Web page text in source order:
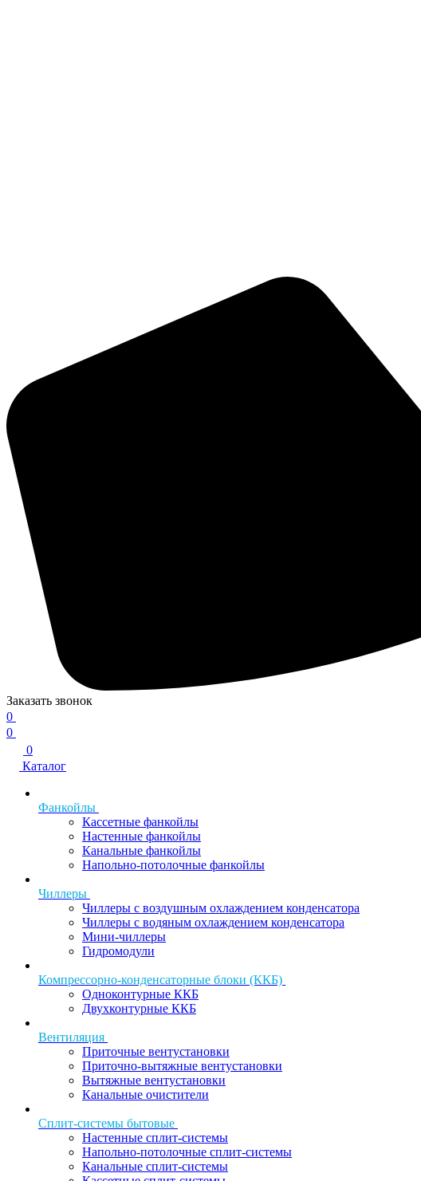
Заказать звонок
0
0
0
Каталог
Фанкойлы
Кассетные фанкойлы
Настенные фанкойлы
Канальные фанкойлы
Напольно-потолочные фанкойлы
Чиллеры
Чиллеры с воздушным охлаждением конденсатора
Чиллеры с водяным охлаждением конденсатора
Мини-чиллеры
Гидромодули
Компрессорно-конденсаторные блоки (ККБ)
Одноконтурные ККБ
Двухконтурные ККБ
Вентиляция
Приточные вентустановки
Приточно-вытяжные вентустановки
Вытяжные вентустановки
Канальные очистители
Сплит-системы бытовые
Настенные сплит-системы
Напольно-потолочные сплит-системы
Канальные сплит-системы